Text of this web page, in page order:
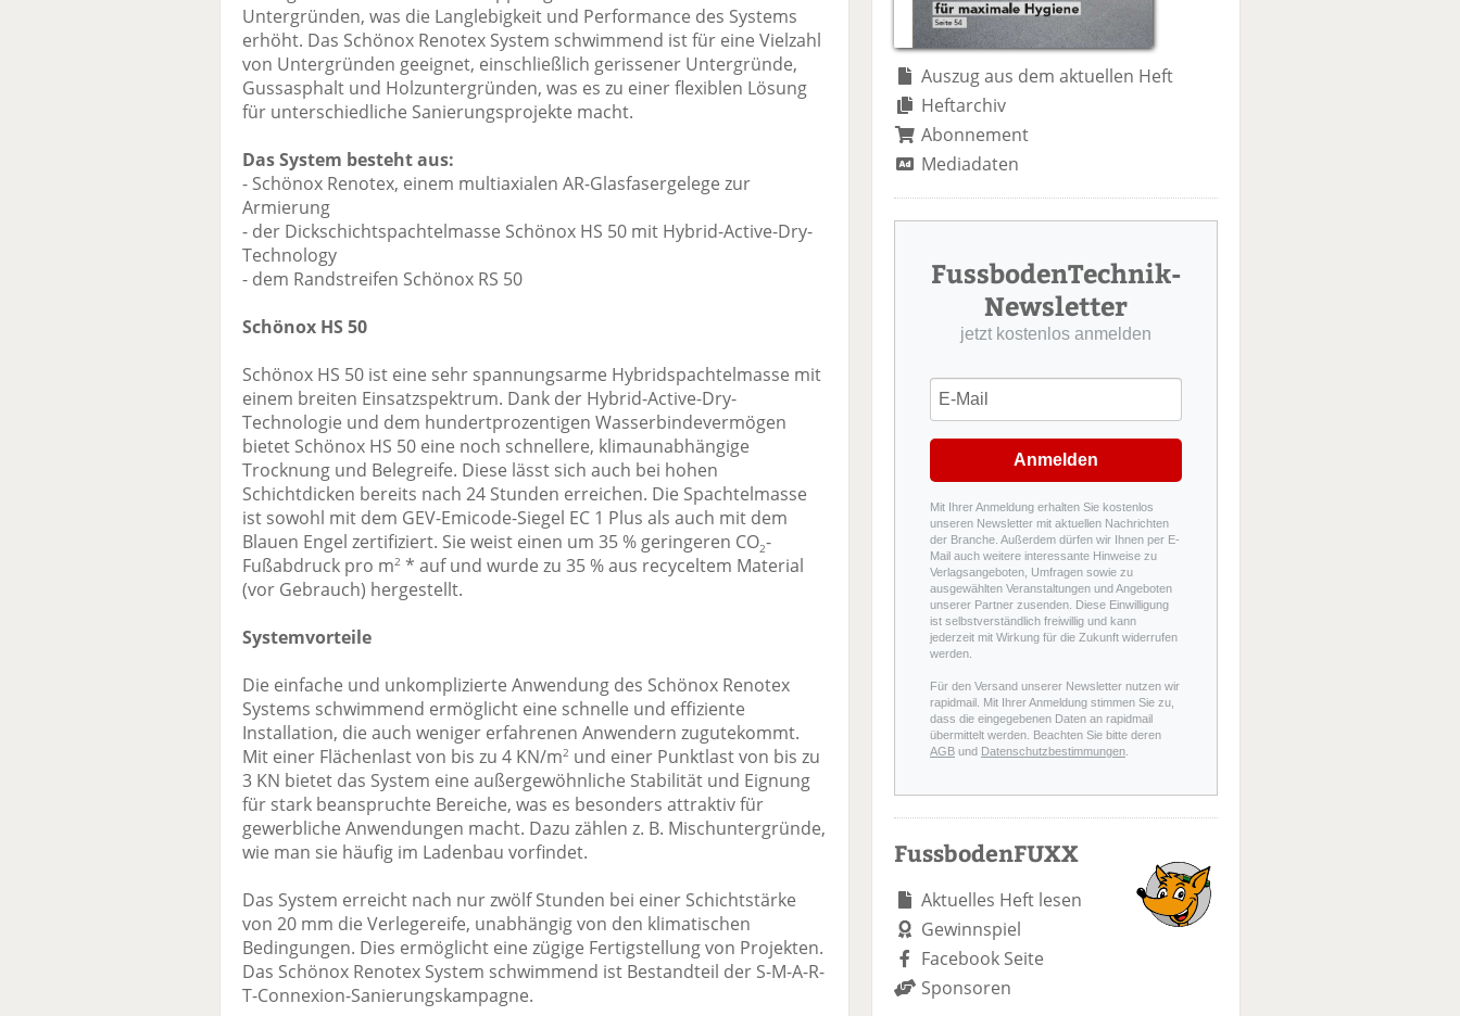
il
e
n
e
n
d
e
n
Untergründen, was die Langlebigkeit und Performance des Systems
erhöht. Das Schönox Renotex System schwimmend ist für eine Vielzahl
von Untergründen geeignet, einschließlich gerissener Untergründe,
Gussasphalt und Holzuntergründen, was es zu einer flexiblen Lösung
für unterschiedliche Sanierungsprojekte macht.
Das System besteht aus:
- Schönox Renotex, einem multiaxialen AR-Glasfasergelege zur
Armierung
- der Dickschichtspachtelmasse Schönox HS 50 mit Hybrid-Active-Dry-
Technology
- dem Randstreifen Schönox RS 50
Schönox HS 50
Schönox HS 50 ist eine sehr spannungsarme Hybridspachtelmasse mit
einem breiten Einsatzspektrum. Dank der Hybrid-Active-Dry-
Technologie und dem hundertprozentigen Wasserbindevermögen
bietet Schönox HS 50 eine noch schnellere, klimaunabhängige
Trocknung und Belegreife. Diese lässt sich auch bei hohen
Schichtdicken bereits nach 24 Stunden erreichen. Die Spachtelmasse
ist sowohl mit dem GEV-Emicode-Siegel EC 1 Plus als auch mit dem
Blauen Engel zertifiziert. Sie weist einen um 35 % geringeren CO2-
Fußabdruck pro m2 * auf und wurde zu 35 % aus recyceltem Material
(vor Gebrauch) hergestellt.
Systemvorteile
Die einfache und unkomplizierte Anwendung des Schönox Renotex
Systems schwimmend ermöglicht eine schnelle und effiziente
Installation, die auch weniger erfahrenen Anwendern zugutekommt.
Mit einer Flächenlast von bis zu 4 KN/m2 und einer Punktlast von bis zu
3 KN bietet das System eine außergewöhnliche Stabilität und Eignung
für stark beanspruchte Bereiche, was es besonders attraktiv für
gewerbliche Anwendungen macht. Dazu zählen z. B. Mischuntergründe,
wie man sie häufig im Ladenbau vorfindet.
Das System erreicht nach nur zwölf Stunden bei einer Schichtstärke
von 20 mm die Verlegereife, unabhängig von den klimatischen
Bedingungen. Dies ermöglicht eine zügige Fertigstellung von Projekten.
Das Schönox Renotex System schwimmend ist Bestandteil der S-M-A-R-
T-Connexion-Sanierungskampagne.
Auszug aus dem aktuellen Heft
Heftarchiv
Abonnement
Mediadaten
FussbodenTechnik-
Newsletter
jetzt kostenlos anmelden
Anmelden
Mit Ihrer Anmeldung erhalten Sie kostenlos
unseren Newsletter mit aktuellen Nachrichten
der Branche. Außerdem dürfen wir Ihnen per E-
Mail auch weitere interessante Hinweise zu
Verlagsangeboten, Umfragen sowie zu
ausgewählten Veranstaltungen und Angeboten
unserer Partner zusenden. Diese Einwilligung
ist selbstverständlich freiwillig und kann
jederzeit mit Wirkung für die Zukunft widerrufen
werden.
Für den Versand unserer Newsletter nutzen wir
rapidmail. Mit Ihrer Anmeldung stimmen Sie zu,
dass die eingegebenen Daten an rapidmail
übermittelt werden. Beachten Sie bitte deren
AGB und Datenschutzbestimmungen.
FussbodenFUXX
Aktuelles Heft lesen
Gewinnspiel
Facebook Seite
Sponsoren